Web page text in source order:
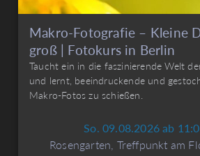
Makro-Fotografie – Kleine
groß | Fotokurs in Berlin
Taucht ein in die faszinierende Welt
und lernt, beeindruckende und
Makro-Fotos zu schießen.
So. 09.08.2026 ab
Rosengarten, Treffpunkt am